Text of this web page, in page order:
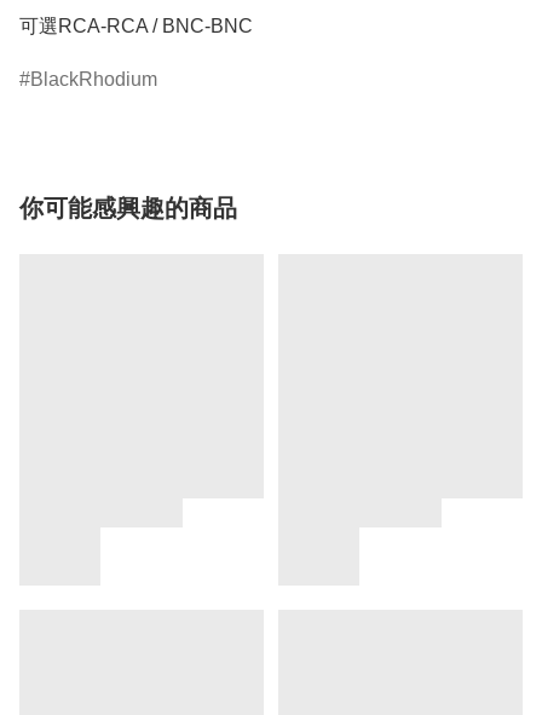
可選RCA-RCA / BNC-BNC
BlackRhodium
你可能感興趣的商品